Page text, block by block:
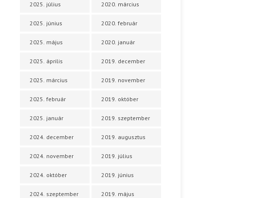
2025. július
2025. június
2025. május
2025. április
2025. március
2025. február
2025. január
2024. december
2024. november
2024. október
2024. szeptember
2020. március
2020. február
2020. január
2019. december
2019. november
2019. október
2019. szeptember
2019. augusztus
2019. július
2019. június
2019. május